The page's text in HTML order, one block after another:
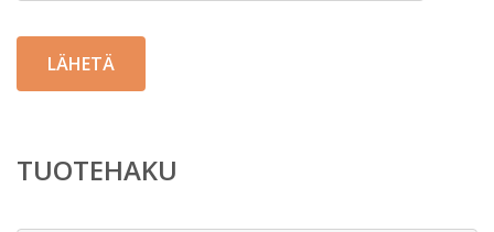
TUOTEHAKU